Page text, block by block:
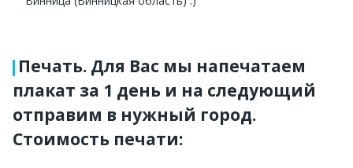
Печать. Для Вас мы напечатаем
плакат за 1 день и на следующий
отправим в нужный город.
Стоимость печати: